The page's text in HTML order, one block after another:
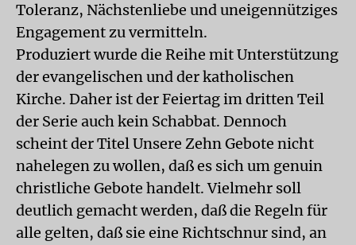
Toleranz, Nächstenliebe und uneigennütziges
Engagement zu vermitteln.
Produziert wurde die Reihe mit Unterstützung
der evangelischen und der katholischen
Kirche. Daher ist der Feiertag im dritten Teil
der Serie auch kein Schabbat. Dennoch
scheint der Titel Unsere Zehn Gebote nicht
nahelegen zu wollen, daß es sich um genuin
christliche Gebote handelt. Vielmehr soll
deutlich gemacht werden, daß die Regeln für
alle gelten, daß sie eine Richtschnur sind, an